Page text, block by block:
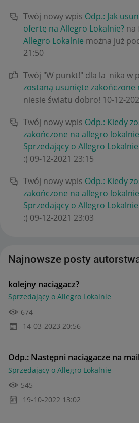
Twój nowy wpis Odp.: Jak
ofertę na Allegro Lokalnie? na
Allegro Lokalnie można już
21:50
Twój "W punkt!" dla la_nika w
zostaną usunięte zakończone
niesie światu dobro! ‎10-12-
Twój nowy wpis Odp.: Kiedy
zakończone na allegro
Sprzedający o Allegro Lokalnie
:) ‎09-12-2021 23:15
Twój nowy wpis Odp.: Kiedy
zakończone na allegro
Sprzedający o Allegro Lokalnie
:) ‎09-12-2021 23:03
Najnowsze posty
kolejny naciągacz?
Sprzedający o Allegro Lokalnie
674
‎14-03-2023 20:56
Odp.: Następni naciągacze na
Sprzedający o Allegro Lokalnie
545
‎19-10-2022 13:02